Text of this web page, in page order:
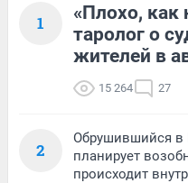
1
«Плохо, как
таролог о
жителей в
15 264 27
2
Обрушившийся в
планирует
происходит